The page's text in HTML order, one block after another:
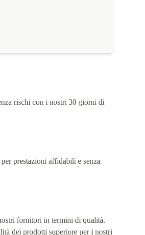
rischi con i nostri 30 giorni di
prestazioni affidabili e senza
fornitori in termini di qualità.
dei prodotti superiore per i nostri